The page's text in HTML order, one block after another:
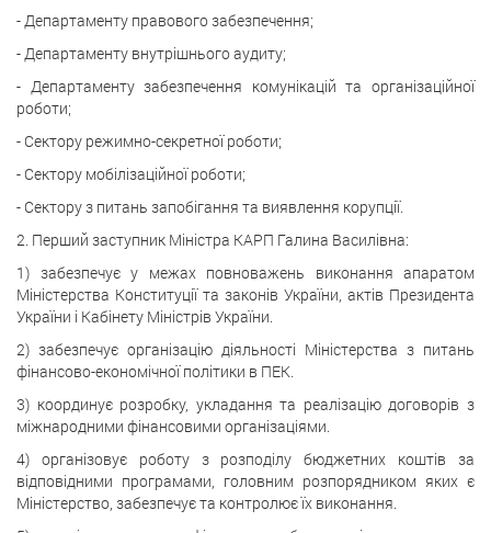
- Департаменту правового забезпечення;
- Департаменту внутрішнього аудиту;
- Департаменту забезпечення комунікацій та організаційної
роботи;
- Сектору режимно-секретної роботи;
- Сектору мобілізаційної роботи;
- Сектору з питань запобігання та виявлення корупції.
2. Перший заступник Міністра КАРП Галина Василівна:
1) забезпечує у межах повноважень виконання апаратом
Міністерства Конституції та законів України, актів Президента
України і Кабінету Міністрів України.
2) забезпечує організацію діяльності Міністерства з питань
фінансово-економічної політики в ПЕК.
3) координує розробку, укладання та реалізацію договорів з
міжнародними фінансовими організаціями.
4) організовує роботу з розподілу бюджетних коштів за
відповідними програмами, головним розпорядником яких є
Міністерство, забезпечує та контролює їх виконання.